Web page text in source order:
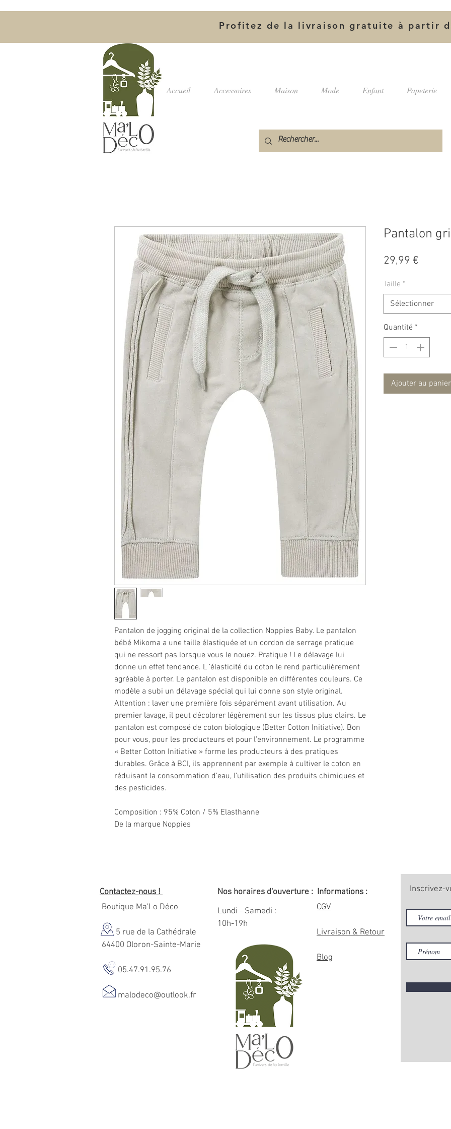
Profitez de la livraison gratuite à partir
Accueil Accessoires Maison Mode Enfant Papeterie
Pantalon de jogging original de la collection Noppies Baby. Le pantalon
bébé Mikoma a une taille élastiquée et un cordon de serrage pratique
qui ne ressort pas lorsque vous le nouez. Pratique ! Le délavage lui
donne un effet tendance. L ’élasticité du coton le rend particulièrement
agréable à porter. Le pantalon est disponible en différentes couleurs. Ce
modèle a subi un délavage spécial qui lui donne son style original.
Attention : laver une première fois séparément avant utilisation. Au
premier lavage, il peut décolorer légèrement sur les tissus plus clairs. Le
pantalon est composé de coton biologique (Better Cotton Initiative). Bon
pour vous, pour les producteurs et pour l’environnement. Le programme
« Better Cotton Initiative » forme les producteurs à des pratiques
durables. Grâce à BCI, ils apprennent par exemple à cultiver le coton en
réduisant la consommation d’eau, l’utilisation des produits chimiques et
des pesticides.
Composition : 95% Coton / 5% Elasthanne
De la marque Noppies
Pantalon
29,99 €
Taille *
Sélectionner
Quantité *
Ajouter au panier
Contactez-nous !
Boutique Ma'Lo Déco
5 rue de la Cathédrale
64400 Oloron-Sainte-Marie
05.47.91.95.76
malodeco@outlook.fr
Nos horaires d'ouverture :
Lundi - Samedi :
10h-19h
Informations :
CGV
Livraison & Retour
Blog
Inscrivez-